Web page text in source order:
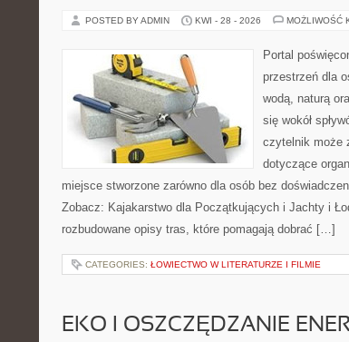
POSTED BY ADMIN KWI - 28 - 2026 MOŻLIWOŚĆ
Portal
przestrzeń dla
wodą, naturą
się wokół
czytelnik może
dotyczące
miejsce stworzone zarówno dla osób bez
Zobacz: Kajakarstwo dla Początkujących i Jachty i
rozbudowane opisy tras, które pomagają dobrać […]
CATEGORIES: ŁOWIECTWO W LITERATURZE I FILMIE
EKO I OSZCZĘDZANIE